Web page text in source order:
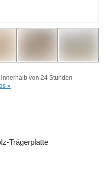
innerhalb von 24 Stunden
»
Trägerplatte